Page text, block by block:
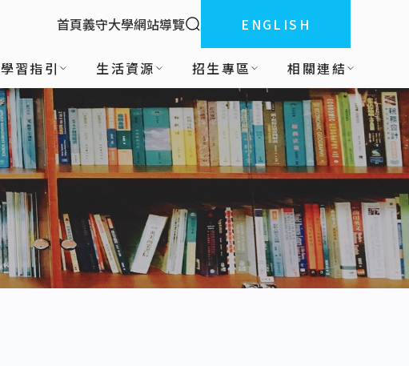
:::
首頁義守大學網站導覽 全站搜索ENGLISH
學習指引 生活資源 招生專區 相關連結